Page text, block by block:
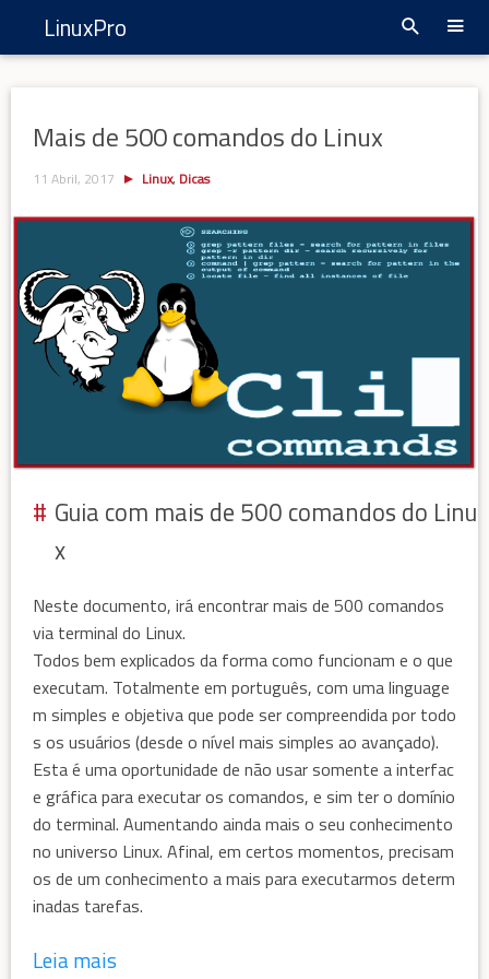
LinuxPro
Mais de 500 comandos do Linux
11 Abril, 2017 Linux, Dicas
Guia com mais de 500 comandos do Linu
x
Neste documento, irá encontrar mais de 500 comandos
via terminal do Linux.
Todos bem explicados da forma como funcionam e o que
executam. Totalmente em português, com uma linguage
m simples e objetiva que pode ser compreendida por todo
s os usuários (desde o nível mais simples ao avançado).
Esta é uma oportunidade de não usar somente a interfac
e gráfica para executar os comandos, e sim ter o domínio
do terminal. Aumentando ainda mais o seu conhecimento
no universo Linux. Afinal, em certos momentos, precisam
os de um conhecimento a mais para executarmos determ
inadas tarefas.
Leia mais